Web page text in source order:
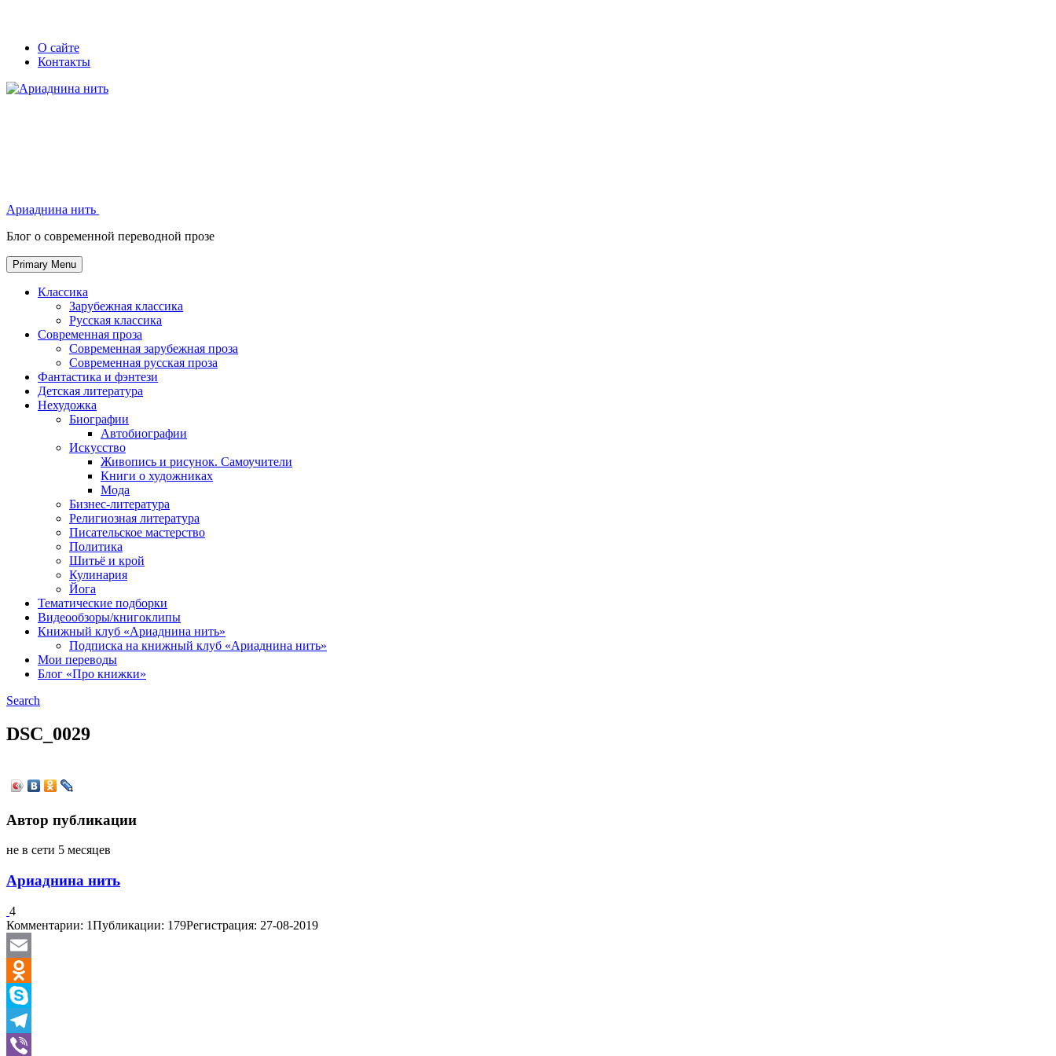
Skip
Secondary
left
navigation
Secondary
right
navigation
О сайте
Контакты
Ариаднина нить
Блог о современной переводной прозе
Primary Menu
Классика
Зарубежная классика
Русская классика
Современная проза
Современная зарубежная проза
Современная русская проза
Фантастика и фэнтези
Детская литература
Нехудожка
Биографии
Автобиографии
Искусство
Живопись и рисунок. Самоучители
Книги о художниках
Мода
Бизнес-литература
Религиозная литература
Писательское мастерство
Политика
Шитьё и крой
Кулинария
Йога
Тематические подборки
Видеообзоры/книгоклипы
Книжный клуб «Ариаднина нить»
Подписка на книжный клуб «Ариаднина нить»
Мои переводы
Блог «Про книжки»
Search
DSC_0029
Автор публикации
не в сети 5 месяцев
Ариаднина нить
4
Комментарии: 1Публикации: 179Регистрация: 27-08-2019
Email
Odnoklassniki
Skype
Telegram